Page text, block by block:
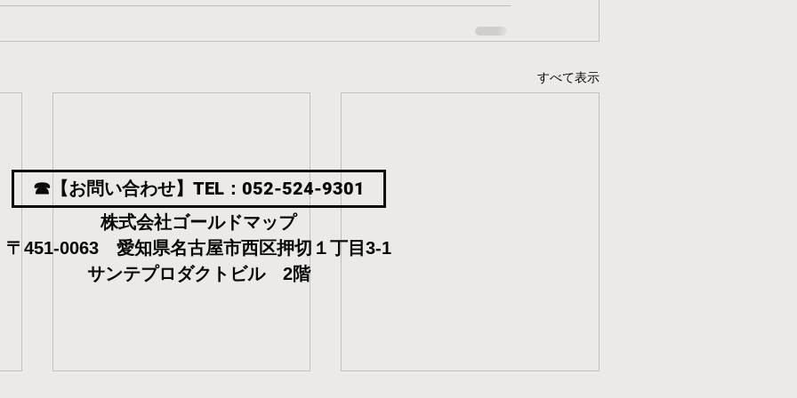
すべて表示
☎【お問い合わせ】TEL：052-524-9301
株式会社ゴールドマップ
〒451-0063 愛知県名古屋市西区押切１丁目3-1
サンテプロダクトビル 2階